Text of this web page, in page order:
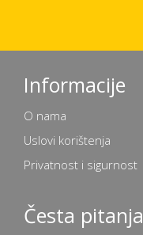
Informacije
O nama
Uslovi korištenja
Privatnost i sigurnost
Česta pitanja